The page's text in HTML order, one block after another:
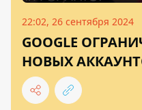
22:02, 26 сентября 2024
GOOGLE
НОВЫХ